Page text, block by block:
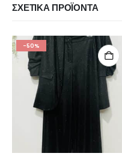
ΣΧΕΤΙΚΆ ΠΡΟΪΌΝΤΑ
-50%